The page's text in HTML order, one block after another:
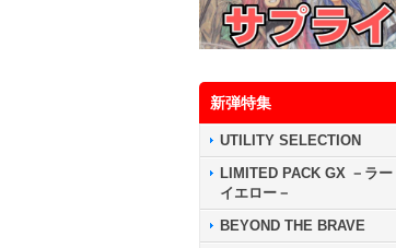
新弾特集
UTILITY SELECTION
LIMITED PACK GX －ラー
イエロー－
BEYOND THE BRAVE